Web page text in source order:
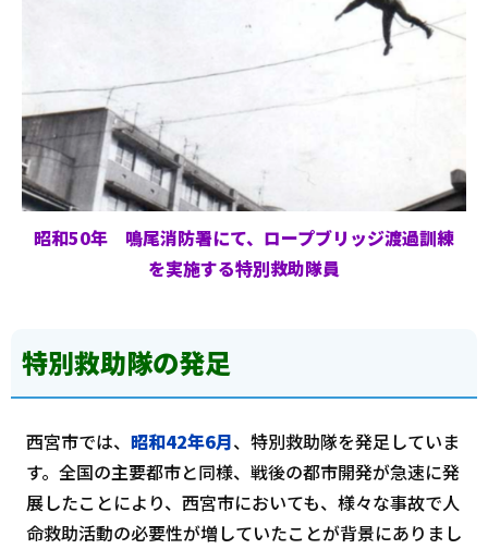
昭和50年 鳴尾消防署にて、ロープブリッジ渡過訓練
を実施する特別救助隊員
特別救助隊の発足
西宮市では、 昭和42年6月、特別救助隊を発足していま
す。全国の主要都市と同様、戦後の都市開発が急速に発
展したことにより、西宮市においても、様々な事故で人
命救助活動の必要性が増していたことが背景にありまし